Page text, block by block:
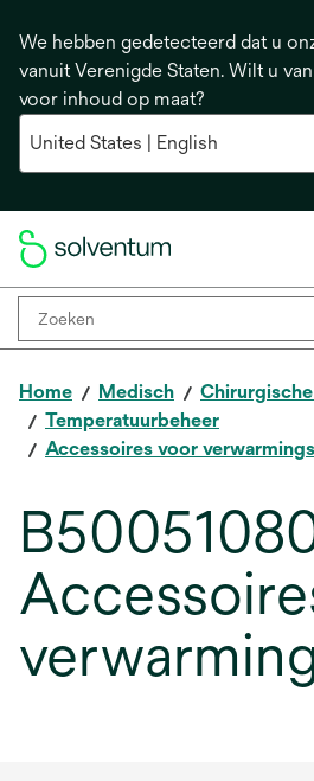
We hebben gedetecteerd dat u
vanuit Verenigde Staten. Wilt u
voor inhoud op maat?
Home Medisch
Temperatuurbeheer
Accessoires voor